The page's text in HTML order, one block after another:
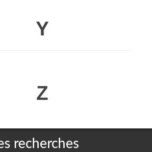
Y
Z
recherches